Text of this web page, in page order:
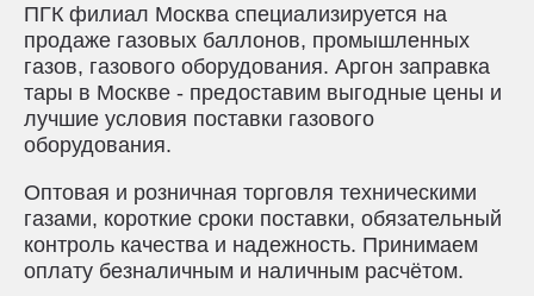
ПГК филиал Москва специализируется на
продаже газовых баллонов, промышленных
газов, газового оборудования. Аргон заправка
тары в Москве - предоставим выгодные цены и
лучшие условия поставки газового
оборудования.
Оптовая и розничная торговля техническими
газами, короткие сроки поставки, обязательный
контроль качества и надежность. Принимаем
оплату безналичным и наличным расчётом.